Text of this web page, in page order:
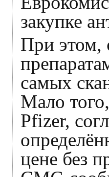
закупке
При этом,
самых
Мало
Pfizer,
цене без